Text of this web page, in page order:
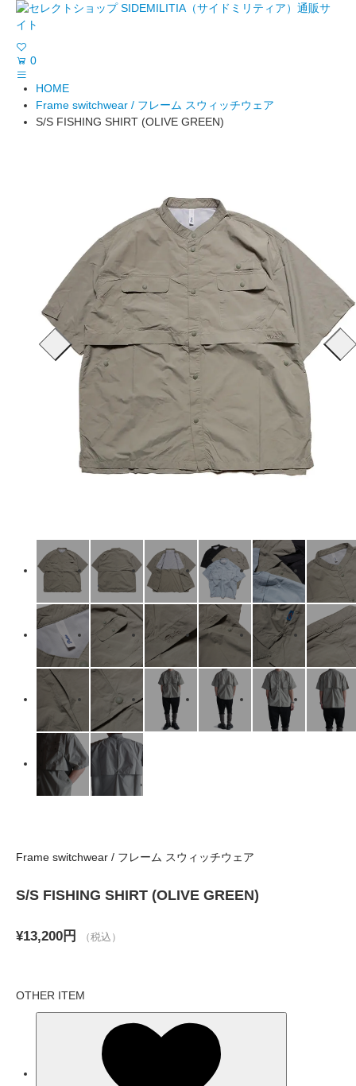
0
HOME
Frame switchwear / フレーム スウィッチウェア
S/S FISHING SHIRT (OLIVE GREEN)
Frame switchwear / フレーム スウィッチウェア
S/S FISHING SHIRT (OLIVE GREEN)
¥13,200円 （税込）
OTHER ITEM